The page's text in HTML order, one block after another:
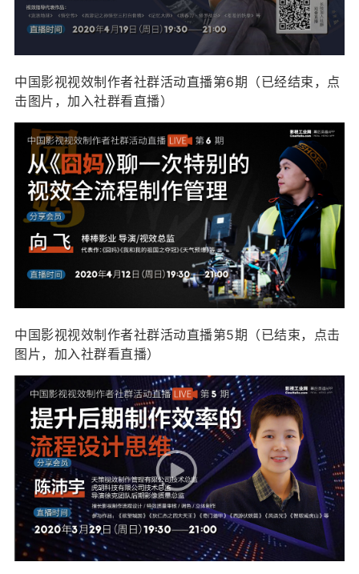
中国影视视效制作者社群活动直播第6期（已经结束，点
击图片，加入社群看直播）
中国影视视效制作者社群活动直播第5期（已结束，点击
图片，加入社群看直播）